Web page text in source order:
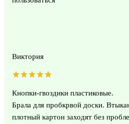
Виктория
Кнопки-гвоздики пластиковые.
Брала для пробкрвой доски.
плотный картон заходят без